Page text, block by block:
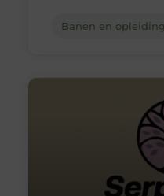
Banen en